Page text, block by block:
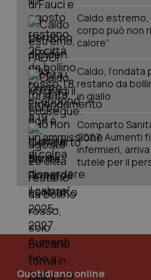
Caldo estremo,
corpo può non
calore”
Caldo,
restano da
in giallo
Comparto
2027. Aumenti
infermieri,
tutele per il
Quotidiano online
PHPSESSID